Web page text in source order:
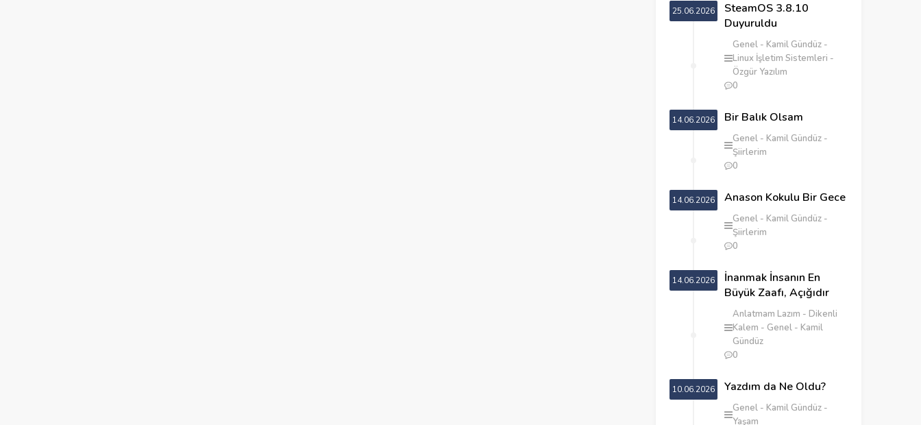
25.06.2026
SteamOS 3.8.10
Duyuruldu
Genel
Kamil Gündüz
Linux İşletim Sistemleri
Özgür Yazılım
0
14.06.2026 ‎Bir Balık Olsam
Genel
Kamil Gündüz
Şiirlerim
0
14.06.2026 Anason Kokulu Bir Gece
Genel
Kamil Gündüz
Şiirlerim
0
14.06.2026
İnanmak İnsanın En
Büyük Zaafı, Açığıdır
Anlatmam Lazım
Dikenli
Kalem
Genel
Kamil
Gündüz
0
10.06.2026 Yazdım da Ne Oldu?
Genel
Kamil Gündüz
Yaşam